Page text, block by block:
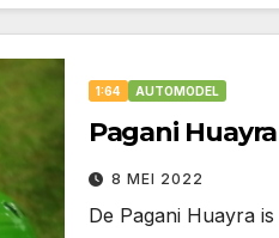
1:64 AUTOMODEL
Pagani
8 MEI 2022
De Pagani Huayra